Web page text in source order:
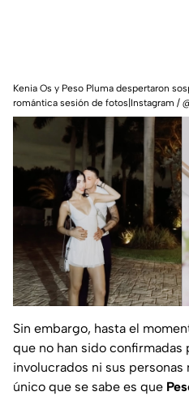
Kenia Os y Peso Pluma despertaron
romántica sesión de fotos|Instagram /
Sin embargo, hasta el
que no han sido confirmadas
involucrados ni sus personas
único que se sabe es que